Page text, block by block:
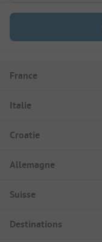
France
Italie
Croatie
Allemagne
Suisse
Destinations